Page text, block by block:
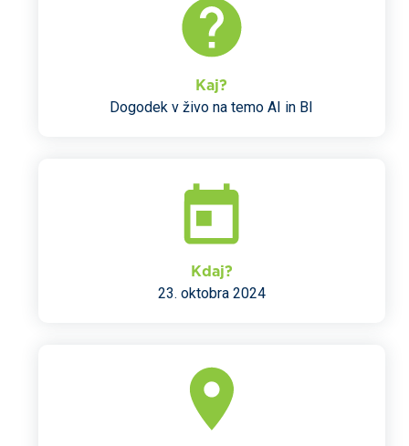
Kaj?
Dogodek v živo na temo AI in BI
Kdaj?
23. oktobra 2024